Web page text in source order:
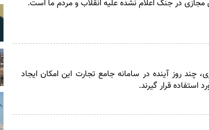
در جنگ اعلام نشده علیه انقلاب و مردم ما است.
روز آینده در سامانه جامع تجارت این امکان ایجاد
قرار گیرند.